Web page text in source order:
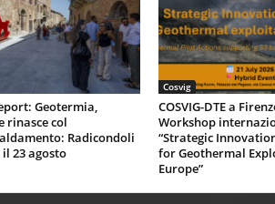
Geotermia,
rinasce col
Radicondoli
23 agosto
Cosvig
COSVIG-DTE a
Workshop
“Strategic
for Geothermal
Europe”